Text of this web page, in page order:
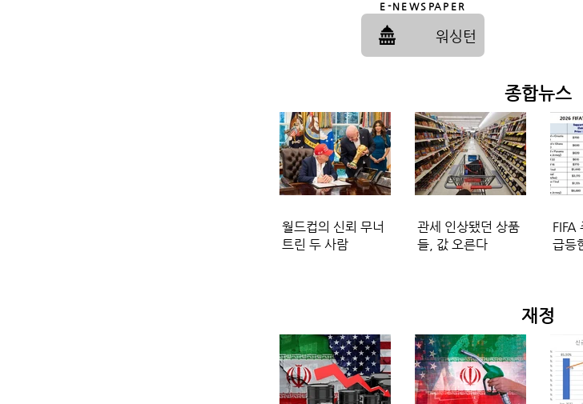
자정부터 자동으로 발효되었다. 주택 모기지 대출 이
중 하나일 뿐이다. 주택 공급 부족 또한 오랫동안 문
경쟁하면서 가격 상승을 부추겨 왔다. 하지만 의회는
E-NEWSPAPER
워싱턴
종합뉴스
월드컵의 신뢰 무너
트린 두 사람
관세 인상됐던 상품
들, 값 오른다
FIFA
급등
​재정